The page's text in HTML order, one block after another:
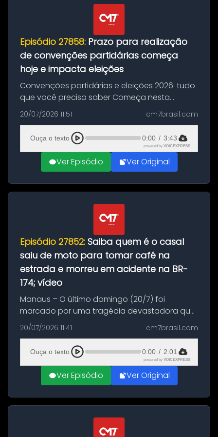
Episódio 27858: Prazo para realização
de convenções partidárias começa
hoje e impacta eleições
Convenções partidárias e eleições 2026: tudo
que você precisa saber Começa nesta
segunda-feira e vai até 5 de agosto o prazo
para que partidos políticos e federações
partidárias realizem suas convençõ...
20/07/2026 11:51 cm7brasil.com
Ouça o texto 0:00 / 3:43
powered by VOICEXPRESS
Ver Episódio Ver Original
Episódio 27852: Saiba quem é o casal
saiu de moto para tomar café na
estrada e morreu em acidente na BR-
174; vídeo
Manaus – O último domingo (20/7) foi
marcado por uma tragédia devastadora que
resultou na morte precoce de dois jovens na
BR-174, na zona rural de Manaus. Um passeio
com destino a um típico café regio...
20/07/2026 11:41 cm7brasil.com
Ouça o texto 0:00 / 2:01
powered by VOICEXPRESS
Ver Episódio Ver Original